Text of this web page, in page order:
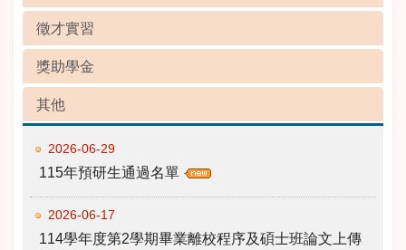
徵才實習
獎助學金
其他
2026-06-29
115年預研生通過名單
2026-06-17
114學年度第2學期畢業離校程序及碩士班論文上傳